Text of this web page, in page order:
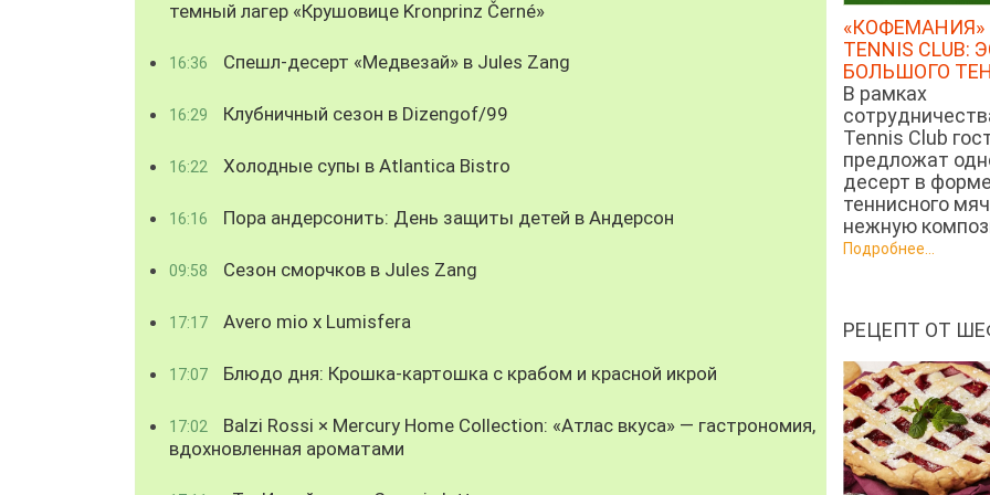
темный лагер «Крушовице Kronprinz Černé»
16:36 Спешл-десерт «Медвезай» в Jules Zang
16:29 Клубничный сезон в Dizengof/99
16:22 Холодные супы в Atlantica Bistro
16:16 Пора андерсонить: День защиты детей в Андерсон
09:58 Сезон сморчков в Jules Zang
17:17 Avero mio x Lumisfera
17:07 Блюдо дня: Крошка-картошка с крабом и красной икрой
17:02
Balzi Rossi × Mercury Home Collection: «Атлас вкуса» — гастрономия,
вдохновленная ароматами
«КОФЕМАНИЯ»
TENNIS CLUB:
БОЛЬШОГО
В рамках
Tennis Club
предложат
десерт в форме
теннисного
нежную
Подробнее...
РЕЦЕПТ ОТ